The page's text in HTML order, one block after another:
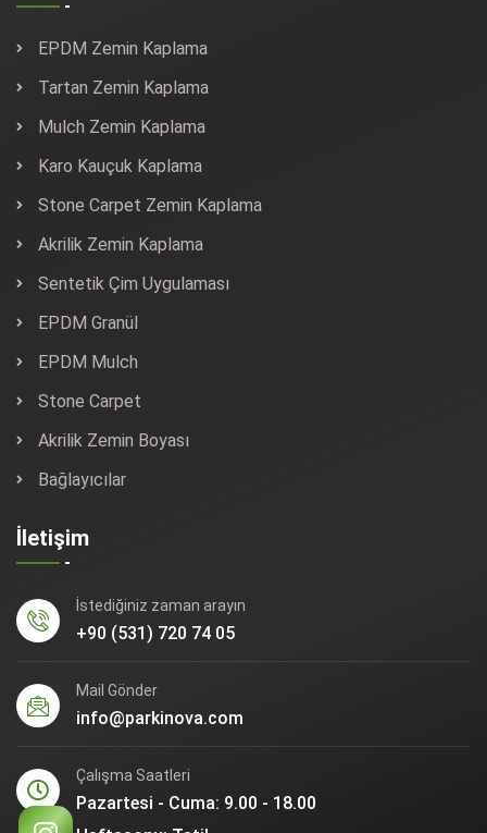
EPDM Zemin Kaplama
Tartan Zemin Kaplama
Mulch Zemin Kaplama
Karo Kauçuk Kaplama
Stone Carpet Zemin Kaplama
Akrilik Zemin Kaplama
Sentetik Çim Uygulaması
EPDM Granül
EPDM Mulch
Stone Carpet
Akrilik Zemin Boyası
Bağlayıcılar
İletişim
İstediğiniz zaman arayın
+90 (531) 720 74 05
Mail Gönder
info@parkinova.com
Çalışma Saatleri
Pazartesi - Cuma: 9.00 - 18.00